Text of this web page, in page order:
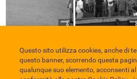
Comune di Eboli Servizio Bibliotecario
Credits
Questo sito utilizza cookies, anche di
questo banner, scorrendo questa
qualunque suo elemento, acconsenti al